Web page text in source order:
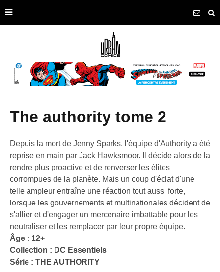
the authority tome 2
Depuis la mort de Jenny Sparks, l'équipe d'Authority a été
reprise en main par Jack Hawksmoor. Il décide alors de la
rendre plus proactive et de renverser les élites
corrompues de la planète. Mais un coup d'éclat d'une
telle ampleur entraîne une réaction tout aussi forte,
lorsque les gouvernements et multinationales décident de
s'allier et d'engager un mercenaire imbattable pour les
neutraliser et les remplacer par leur propre équipe.
Âge : 12+
Collection : DC Essentiels
Série : THE AUTHORITY